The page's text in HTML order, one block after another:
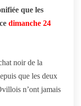
que les
dimanche 24
noir de la
que les deux
n’ont jamais